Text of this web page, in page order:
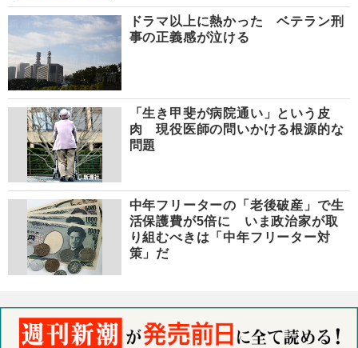
ドラマ以上に熱かった ベテラン刑
事の正義感が泣ける
「生き甲斐が病院通い」という皮
肉 現役医師の問いかける根源的な
問題
中年フリーターの「老後破産」で生
活保護費が5倍に いま政治家が取
り組むべきは「中年フリーター対
策」だ